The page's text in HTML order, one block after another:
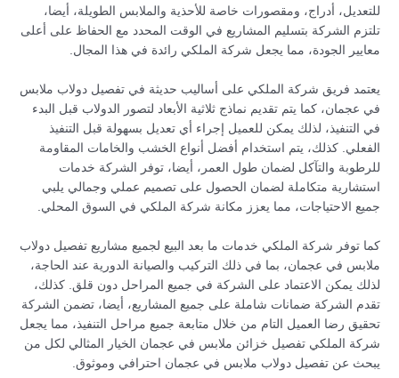
للتعديل، أدراج، ومقصورات خاصة للأحذية والملابس الطويلة، أيضا،
تلتزم الشركة بتسليم المشاريع في الوقت المحدد مع الحفاظ على أعلى
معايير الجودة، مما يجعل شركة الملكي رائدة في هذا المجال.
يعتمد فريق شركة الملكي على أساليب حديثة في تفصيل دولاب ملابس
في عجمان، كما يتم تقديم نماذج ثلاثية الأبعاد لتصور الدولاب قبل البدء
في التنفيذ، لذلك يمكن للعميل إجراء أي تعديل بسهولة قبل التنفيذ
الفعلي. كذلك، يتم استخدام أفضل أنواع الخشب والخامات المقاومة
للرطوبة والتآكل لضمان طول العمر، أيضا، توفر الشركة خدمات
استشارية متكاملة لضمان الحصول على تصميم عملي وجمالي يلبي
جميع الاحتياجات، مما يعزز مكانة شركة الملكي في السوق المحلي.
كما توفر شركة الملكي خدمات ما بعد البيع لجميع مشاريع تفصيل دولاب
ملابس في عجمان، بما في ذلك التركيب والصيانة الدورية عند الحاجة،
لذلك يمكن الاعتماد على الشركة في جميع المراحل دون قلق. كذلك،
تقدم الشركة ضمانات شاملة على جميع المشاريع، أيضا، تضمن الشركة
تحقيق رضا العميل التام من خلال متابعة جميع مراحل التنفيذ، مما يجعل
شركة الملكي تفصيل خزائن ملابس في عجمان الخيار المثالي لكل من
يبحث عن تفصيل دولاب ملابس في عجمان احترافي وموثوق.